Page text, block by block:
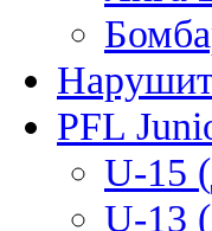
PFL
U-15
U-13